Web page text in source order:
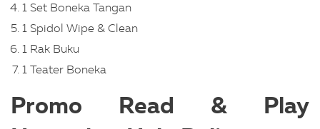
1 Set Boneka Tangan
1 Spidol Wipe & Clean
1 Rak Buku
1 Teater Boneka
Promo Read & Play